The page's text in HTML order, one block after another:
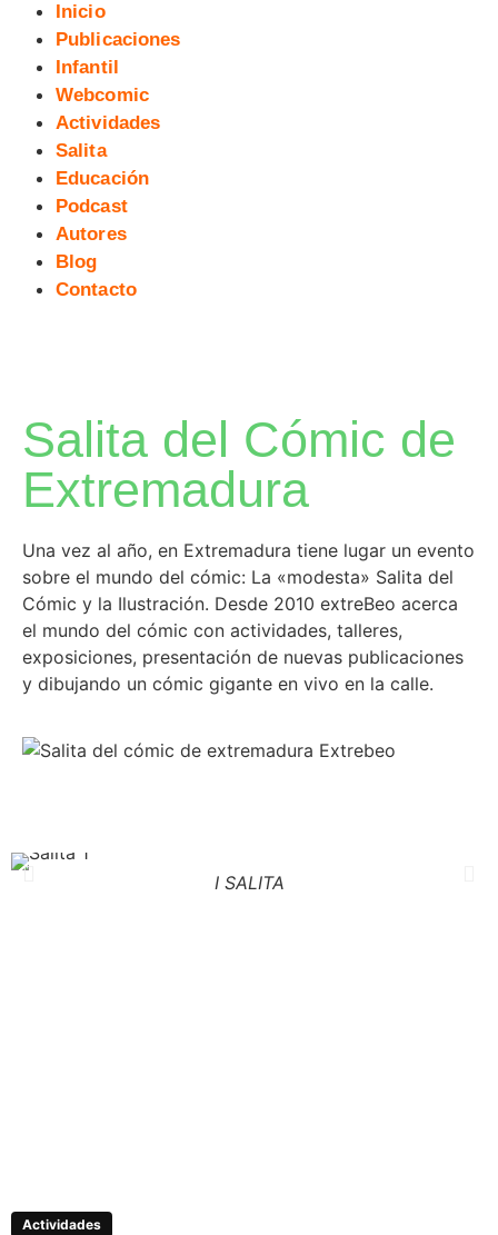
Inicio
Publicaciones
Infantil
Webcomic
Actividades
Salita
Educación
Podcast
Autores
Blog
Contacto
Salita del Cómic de
Extremadura
Una vez al año, en Extremadura tiene lugar un evento
sobre el mundo del cómic: La «modesta» Salita del
Cómic y la Ilustración. Desde 2010 extreBeo acerca
el mundo del cómic con actividades, talleres,
exposiciones, presentación de nuevas publicaciones
y dibujando un cómic gigante en vivo en la calle.
I SALITA
Actividades